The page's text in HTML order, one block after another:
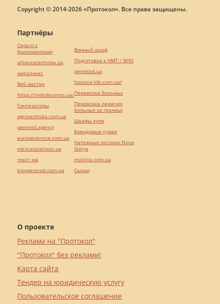
Copyright © 2014-2026 «Протокол». Все права защищены.
О проекте
Реклама на "Протокол"
"Протокол" без реклами!
Карта сайта
Тендер на юридическую услугу
Пользовательское соглашение
Партнёры
Серьги с
бриллиантами
alliancetechnika.ua
миралинкс
Веб мастер
https://motokosmos.ua/
Синтезаторы
agrotechnika.com.ua
perevod.agency
europeservice.com.ua
mk-translations.ua
текст юа
kievperevod.com.ua
Винный шкаф
Подготовка к НМТ / ВНО
pereklad.ua
hospice-life.com.ua/
Перевозка больных
Перевозка лежачих
больных за границу
Шкафы купе
Брендовые сумки
Натяжные потолки Nova
Stelya
maltina.com.ua
Cылки